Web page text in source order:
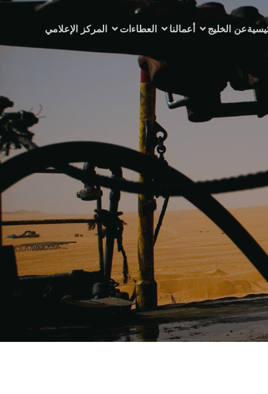
عن الخليج أعمالنا العطاءات المركز الإعلامي